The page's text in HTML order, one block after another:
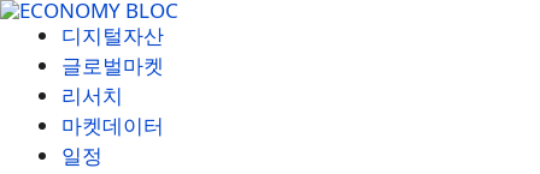
컨
디지털자산
글로벌마켓
리서치
마켓데이터
일정